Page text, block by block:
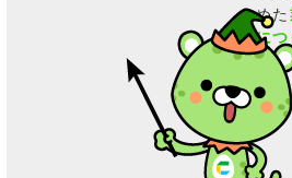
めた
につ